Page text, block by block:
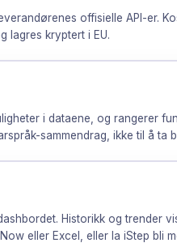
offisielle API-er.
lagres kryptert i EU.
i dataene, og rangerer
sammendrag, ikke til å ta
Historikk og trender
eller Excel, eller la iStep bli